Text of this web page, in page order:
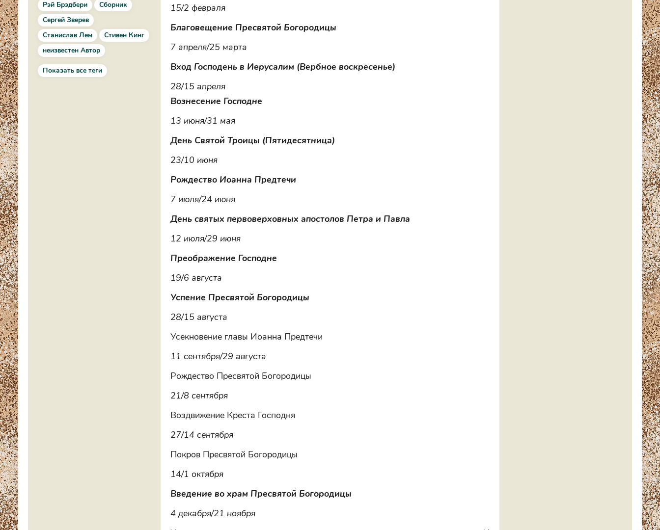
Рэй Брэдбери
Сборник
Сергей Зверев
Станислав Лем
Стивен Кинг
неизвестен Автор
Показать все теги
15/2 февраля
Благовещение Пресвятой Богородицы
7 апреля/25 марта
Вход Господень в Иерусалим (Вербное воскресенье)
28/15 апреля
Вознесение Господне
13 июня/31 мая
День Святой Троицы (Пятидесятница)
23/10 июня
Рождество Иоанна Предтечи
7 июля/24 июня
День святых первоверховных апостолов Петра и Павла
12 июля/29 июня
Преображение Господне
19/6 августа
Успение Пресвятой Богородицы
28/15 августа
Усекновение главы Иоанна Предтечи
11 сентября/29 августа
Рождество Пресвятой Богородицы
21/8 сентября
Воздвижение Креста Господня
27/14 сентября
Покров Пресвятой Богородицы
14/1 октября
Введение во храм Пресвятой Богородицы
4 декабря/21 ноября